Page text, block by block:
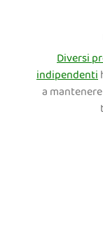
Diversi
indipendenti
a